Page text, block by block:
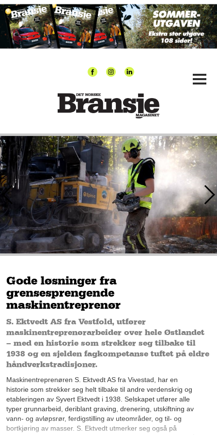
Gode løsninger fra
grensesprengende
maskinentreprenør
S. Ektvedt AS fra Vestfold, utfører
maskinentreprenørarbeider over hele Østlandet
– med en historie som strekker seg tilbake til
1938 og en sjelden fagkompetanse tuftet på eldre
håndverkstradisjoner.
Maskinentreprenøren S. Ektvedt AS fra Vivestad, har en
historie som strekker seg helt tilbake til andre verdenskrig og
etableringen av Syvert Ektvedt i 1938. Selskapet utfører alle
typer grunnarbeid, deriblant graving, drenering, utskiftning av
vann- og avløpsrør, ferdigstilling av uteområder, og til- og
bortkjøring av masser. S. Ektvedt utmerker seg også på